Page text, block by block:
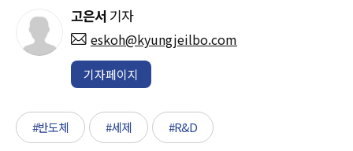
고은서 기자
eskoh@kyungjeilbo.com
기자페이지
#반도체 #세제 #R&D